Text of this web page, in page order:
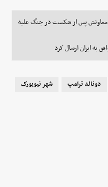
معاونش پس از شکست در جنگ علیه
به ایران ارسال کرد
دونالد ترامپ شهر نیویورک